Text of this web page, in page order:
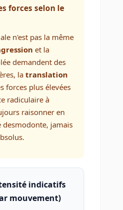
forces selon le
n'est pas la même
et la
demandent des
la translation
forces plus élevées
radiculaire à
raisonner en
desmodonte, jamais
indicatifs
mouvement)